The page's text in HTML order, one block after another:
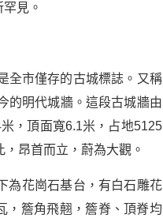
見。
全市僅存的古城標誌。又稱
的明代城牆。這段古城牆由
，頂面寬6.1米，占地5125
昂首而立，蔚為大觀。
為花崗石基台，有白石雕花
，簷角飛翹，簷脊、頂脊均